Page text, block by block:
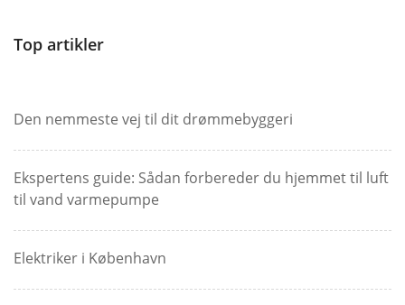
Top artikler
Den nemmeste vej til dit drømmebyggeri
Ekspertens guide: Sådan forbereder du hjemmet til luft
til vand varmepumpe
Elektriker i København